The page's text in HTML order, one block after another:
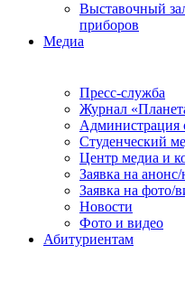
Выставочный
приборов
Медиа
Пресс-служба
Журнал
Администрация
Студенческий
Центр медиа и
Заявка на анонс/
Заявка на фото/
Новости
Фото и видео
Абитуриентам